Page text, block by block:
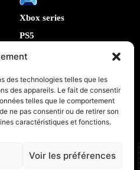
des technologies telles que les
des appareils. Le fait de consentir
telles que le comportement
ne pas consentir ou de retirer son
caractéristiques et fonctions.
Voir les préférences
Xbox series
PS5
Switch
IA
Robotique
Espace
PC & Composants Gaming